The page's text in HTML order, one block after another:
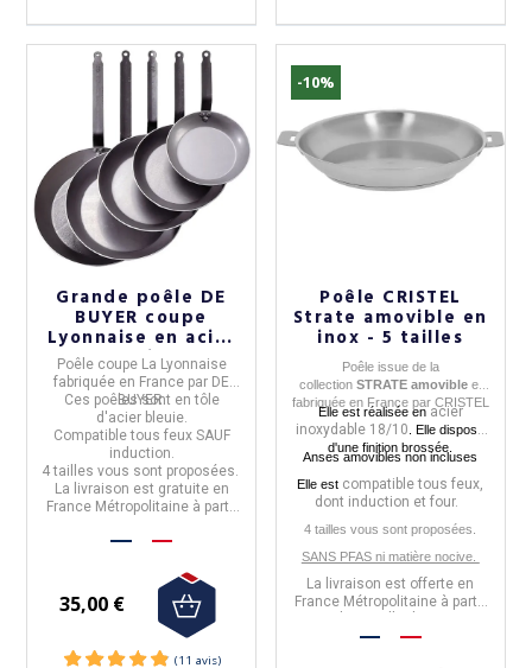
Grande poêle DE
BUYER coupe
Lyonnaise en acier
- 5 tailles
Poêle coupe La Lyonnaise
fabriquée en France par DE
BUYER.
Ces poêles sont en tôle
d'acier bleuie.
Compatible tous feux SAUF
induction.
4 tailles vous sont proposées.
La livraison est gratuite en
France Métropolitaine à partir
35,00 €
-10%
Poêle CRISTEL
Strate amovible en
inox - 5 tailles
Poêle issue de la
collection STRATE amovible et
fabriquée enFrance parCRISTEL
Elle est réalisée enacier
inoxydable 18/10 . Elle dispose
d'une finition brossée.
Anses amovibles non incluses
Elle est compatible tous feux,
dont induction et four.
4 tailles vous sont proposées.
SANS PFAS ni matière nocive.
La livraison est offerte en
France Métropolitaine à partir